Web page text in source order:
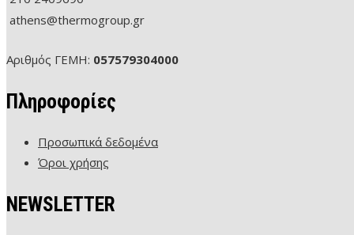
athens@thermogroup.gr
Αριθμός ΓΕΜΗ: 057579304000
Πληροφορίες
Προσωπικά δεδομένα
Όροι χρήσης
NEWSLETTER